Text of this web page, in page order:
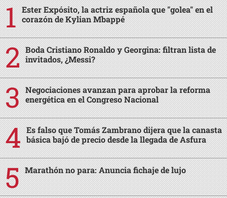
Ester Expósito, la actriz española que "golea" en el
corazón de Kylian Mbappé
Boda Cristiano Ronaldo y Georgina: filtran lista de
invitados, ¿Messi?
Negociaciones avanzan para aprobar la reforma
energética en el Congreso Nacional
Es falso que Tomás Zambrano dijera que la canasta
básica bajó de precio desde la llegada de Asfura
Marathón no para: Anuncia fichaje de lujo